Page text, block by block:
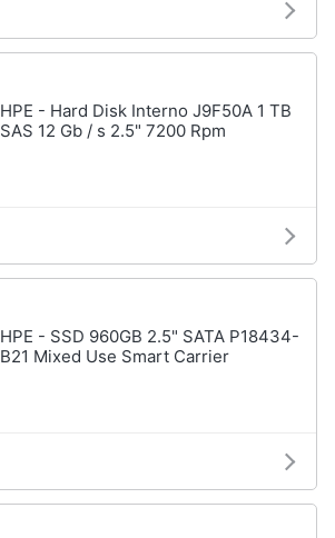
HPE - Hard Disk Interno J9F50A 1 TB
SAS 12 Gb / s 2.5" 7200 Rpm
HPE - SSD 960GB 2.5" SATA P18434-
B21 Mixed Use Smart Carrier